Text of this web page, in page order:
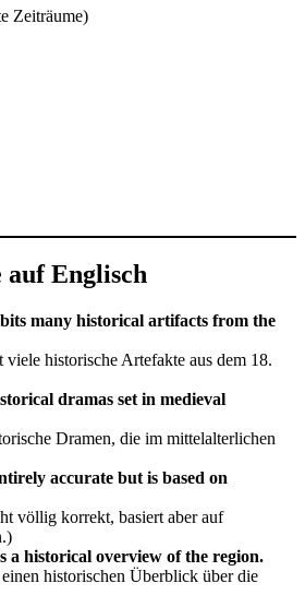
Zeiträume)
auf Englisch
many historical artifacts from the
viele historische Artefakte aus dem 18.
dramas set in medieval
Dramen, die im mittelalterlichen
accurate but is based on
völlig korrekt, basiert aber auf
a historical overview of the region.
historischen Überblick über die